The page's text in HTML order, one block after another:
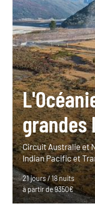
grandes
Circuit Australie et
Indian Pacific et
21 jours / 18 nuits
à partir de 9350€